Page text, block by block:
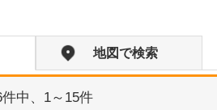
地図で検索
件中、 1～15件